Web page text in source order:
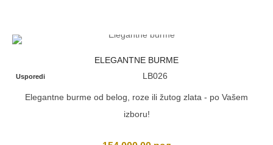
ELEGANTNE BURME
Usporedi LB026
Elegantne burme od belog, roze ili žutog zlata - po Vašem
izboru!